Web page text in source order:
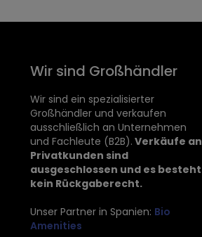
Wir sind Großhändler
Wir sind ein spezialisierter
Großhändler und verkaufen
ausschließlich an Unternehmen
und Fachleute (B2B). Verkäufe an
Privatkunden sind
ausgeschlossen und es besteht
kein Rückgaberecht.
Unser Partner in Spanien: Bio
Amenities